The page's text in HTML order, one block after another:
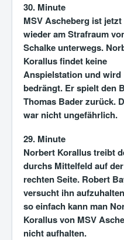
30. Minute
MSV Ascheberg ist jetzt
wieder am Strafraum
Schalke unterwegs.
Korallus findet keine
Anspielstation und wird
bedrängt. Er spielt den
Thomas Bader zurück.
war nicht ungefährlich.
29. Minute
Norbert Korallus treibt
durchs Mittelfeld auf der
rechten Seite. Robert
versucht ihn
so einfach kann man
Korallus von MSV
nicht aufhalten.